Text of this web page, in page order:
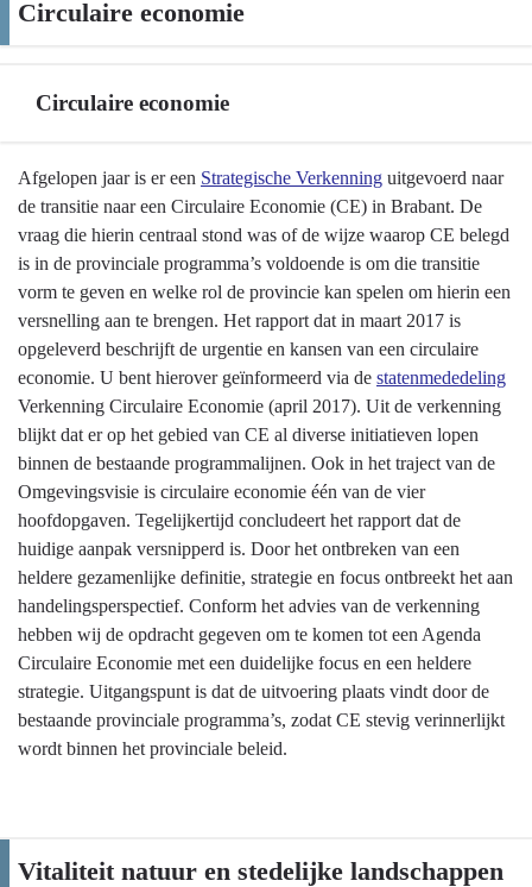
Circulaire economie
Circulaire economie
Terug
naar
navigatie
Circulaire
economie
Circulaire
economie
Afgelopen jaar is er een Strategische Verkenning uitgevoerd naar
de transitie naar een Circulaire Economie (CE) in Brabant. De
vraag die hierin centraal stond was of de wijze waarop CE belegd
is in de provinciale programma’s voldoende is om die transitie
vorm te geven en welke rol de provincie kan spelen om hierin een
versnelling aan te brengen. Het rapport dat in maart 2017 is
opgeleverd beschrijft de urgentie en kansen van een circulaire
economie. U bent hierover geïnformeerd via de statenmededeling
Verkenning Circulaire Economie (april 2017). Uit de verkenning
blijkt dat er op het gebied van CE al diverse initiatieven lopen
binnen de bestaande programmalijnen. Ook in het traject van de
Omgevingsvisie is circulaire economie één van de vier
hoofdopgaven. Tegelijkertijd concludeert het rapport dat de
huidige aanpak versnipperd is. Door het ontbreken van een
heldere gezamenlijke definitie, strategie en focus ontbreekt het aan
handelingsperspectief. Conform het advies van de verkenning
hebben wij de opdracht gegeven om te komen tot een Agenda
Circulaire Economie met een duidelijke focus en een heldere
strategie. Uitgangspunt is dat de uitvoering plaats vindt door de
bestaande provinciale programma’s, zodat CE stevig verinnerlijkt
wordt binnen het provinciale beleid.
Vitaliteit natuur en stedelijke landschappen